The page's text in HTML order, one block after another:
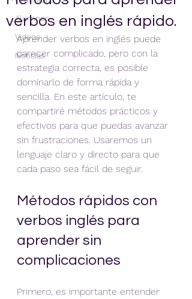
Alumnos
Videos
Noticias
verbos en inglés rápido.
Aprender verbos en inglés puede
parecer complicado, pero con la
estrategia correcta, es posible
dominarlo de forma rápida y
sencilla. En este artículo, te
compartiré métodos prácticos y
efectivos para que puedas avanzar
sin frustraciones. Usaremos un
lenguaje claro y directo para que
cada paso sea fácil de seguir.
Métodos rápidos con
verbos inglés para
aprender sin
complicaciones
Primero, es importante entender